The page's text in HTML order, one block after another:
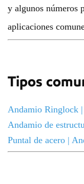
y algunos números
aplicaciones
Tipos
Andamio Ringlock |
Andamio de
Puntal de acero |